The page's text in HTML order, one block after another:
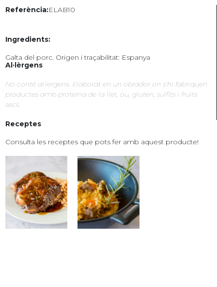
Referència:ELAB10
Ingredients:
Galta del porc. Origen i traçabilitat: Espanya
Al·lèrgens
No conté al·lergens. Elaborat en un obrador on s'hi fabriquen
productes amb proteïna de la llet, ou, gluten, sulfits i fruits
secs.
Receptes
Consulta les receptes que pots fer amb aquest producte!